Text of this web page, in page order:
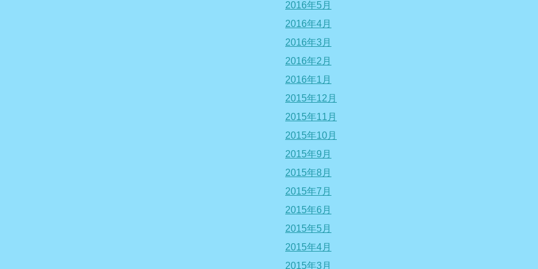
2016年5月
2016年4月
2016年3月
2016年2月
2016年1月
2015年12月
2015年11月
2015年10月
2015年9月
2015年8月
2015年7月
2015年6月
2015年5月
2015年4月
2015年3月